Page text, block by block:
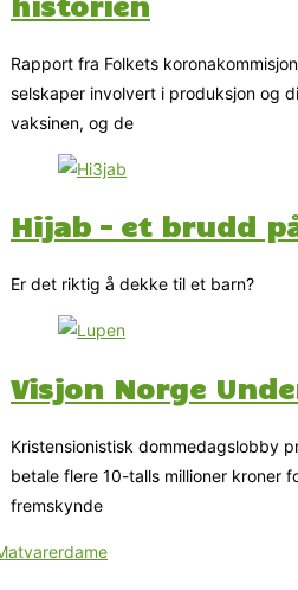
Rapport fra Folkets
selskaper involvert i produksjon og
vaksinen, og de
Hijab – et brudd
Er det riktig å dekke til et barn?
Visjon Norge
Kristensionistisk dommedagslobby
betale flere 10-talls millioner kroner
fremskynde